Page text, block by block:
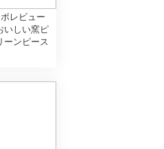
レビュー
いしい窯ピ
ーンピース